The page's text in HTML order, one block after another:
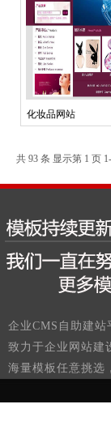
化妆品网站
共 93 条 显示第 1 页
企业CMS自助建站
致力于企业网站建
海量模板任意挑选